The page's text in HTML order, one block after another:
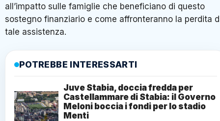
all’impatto sulle famiglie che beneficiano di questo
sostegno finanziario e come affronteranno la perdita
tale assistenza.
POTREBBE INTERESSARTI
Juve Stabia, doccia fredda per
Castellammare di Stabia: il Governo
Meloni boccia i fondi per lo stadio
Menti